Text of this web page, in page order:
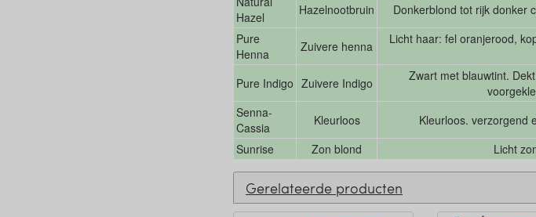
Hazel
Hazelnootbruin
Donkerblond tot rijk donker
Pure
Henna
Zuivere henna
Licht haar: fel oranjerood,
Pure Indigo Zuivere Indigo
Zwart met blauwtint.
Senna-
Cassia
Kleurloos
Kleurloos. verzorgend
Sunrise
Zon blond Licht
Gerelateerde producten